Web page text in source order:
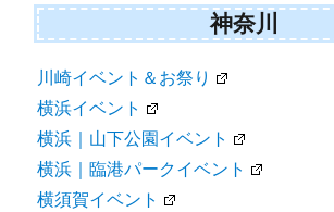
神奈川
川崎イベント＆お祭り
横浜イベント
横浜｜山下公園イベント
横浜｜臨港パークイベント
横須賀イベント